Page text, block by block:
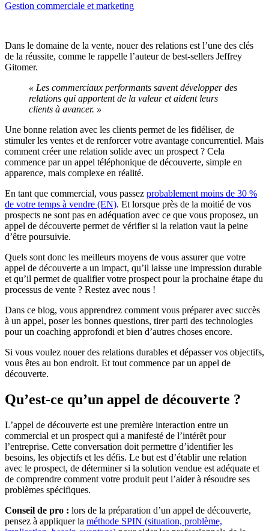
Gestion commerciale et marketing
Dans le domaine de la vente, nouer des relations est l’une des clés
de la réussite, comme le rappelle l’auteur de best-sellers Jeffrey
Gitomer.
« Les commerciaux performants savent développer des
relations qui apportent de la valeur et aident leurs
clients à avancer. »
Une bonne relation avec les clients permet de les fidéliser, de
stimuler les ventes et de renforcer votre avantage concurrentiel. Mais
comment créer une relation solide avec un prospect ? Cela
commence par un appel téléphonique de découverte, simple en
apparence, mais complexe en réalité.
En tant que commercial, vous passez probablement moins de 30 %
de votre temps à vendre (EN). Et lorsque près de la moitié de vos
prospects ne sont pas en adéquation avec ce que vous proposez, un
appel de découverte permet de vérifier si la relation vaut la peine
d’être poursuivie.
Quels sont donc les meilleurs moyens de vous assurer que votre
appel de découverte a un impact, qu’il laisse une impression durable
et qu’il permet de qualifier votre prospect pour la prochaine étape du
processus de vente ? Restez avec nous !
Dans ce blog, vous apprendrez comment vous préparer avec succès
à un appel, poser les bonnes questions, tirer parti des technologies
pour un coaching approfondi et bien d’autres choses encore.
Si vous voulez nouer des relations durables et dépasser vos objectifs,
vous êtes au bon endroit. Et tout commence par un appel de
découverte.
Qu’est-ce qu’un appel de découverte ?
L’appel de découverte est une première interaction entre un
commercial et un prospect qui a manifesté de l’intérêt pour
l’entreprise. Cette conversation doit permettre d’identifier les
besoins, les objectifs et les défis. Le but est d’établir une relation
avec le prospect, de déterminer si la solution vendue est adéquate et
de comprendre comment votre produit peut l’aider à résoudre ses
problèmes spécifiques.
Conseil de pro : lors de la préparation d’un appel de découverte,
pensez à appliquer la méthode SPIN (situation, problème,